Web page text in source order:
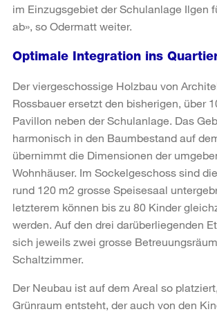
im Einzugsgebiet der Schulanlage Ilgen
ab», so Odermatt weiter.
Optimale Integration ins
Der viergeschossige Holzbau von
Rossbauer ersetzt den bisherigen, über
Pavillon neben der Schulanlage. Das
harmonisch in den Baumbestand auf
übernimmt die Dimensionen der
Wohnhäuser. Im Sockelgeschoss sind
rund 120 m2 grosse Speisesaal
letzterem können bis zu 80 Kinder
werden. Auf den drei darüberliegenden
sich jeweils zwei grosse
Schaltzimmer.
Der Neubau ist auf dem Areal so
Grünraum entsteht, der auch von den